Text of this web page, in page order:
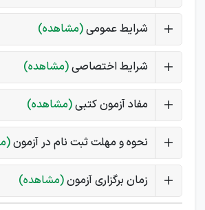
شرایط عمومی(مشاهده)
شرایط اختصاصی(مشاهده)
مفاد آزمون کتبی(مشاهده)
نحوه و مهلت ثبت نام در آزمون
زمان برگزاری آزمون(مشاهده)